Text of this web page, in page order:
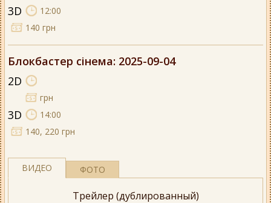
3D
12:00
140 грн
Блокбастер сінема: 2025-09-04
2D
грн
3D
14:00
140, 220 грн
ВИДЕО ФОТО
Трейлер (дублированный)